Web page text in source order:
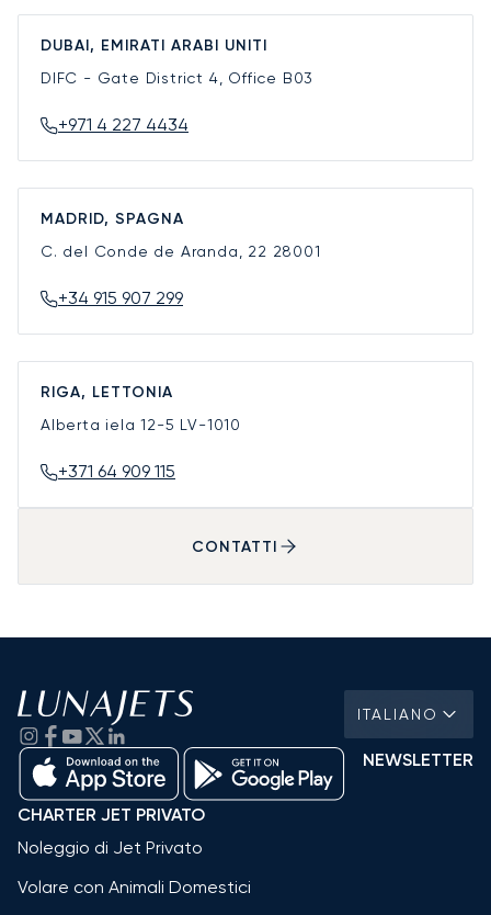
DUBAI, EMIRATI ARABI UNITI
DIFC - Gate District 4, Office B03
+971 4 227 4434
MADRID, SPAGNA
C. del Conde de Aranda, 22 28001
+34 915 907 299
RIGA, LETTONIA
Alberta iela 12-5 LV-1010
+371 64 909 115
CONTATTI
ITALIANO
NEWSLETTER
CHARTER JET PRIVATO
Noleggio di Jet Privato
Volare con Animali Domestici